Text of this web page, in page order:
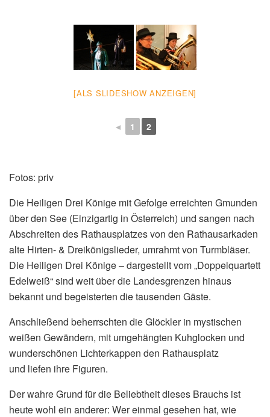
[ALS SLIDESHOW ANZEIGEN]
◄ 1 2
Fotos: priv
Die Heiligen Drei Könige mit Gefolge erreichten Gmunden
über den See (Einzigartig in Österreich) und sangen nach
Abschreiten des Rathausplatzes von den Rathausarkaden
alte Hirten- & Dreikönigslieder, umrahmt von Turmbläser.
Die Heiligen Drei Könige – dargestellt vom „Doppelquartett
Edelweiß“ sind weit über die Landesgrenzen hinaus
bekannt und begeisterten die tausenden Gäste.
Anschließend beherrschten die Glöckler in mystischen
weißen Gewändern, mit umgehängten Kuhglocken und
wunderschönen Lichterkappen den Rathausplatz
und liefen ihre Figuren.
Der wahre Grund für die Beliebtheit dieses Brauchs ist
heute wohl ein anderer: Wer einmal gesehen hat, wie